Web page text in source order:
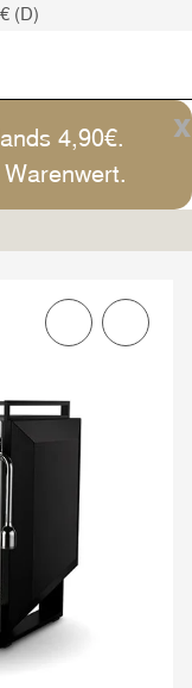
(D)
(D)
x
4,90€.